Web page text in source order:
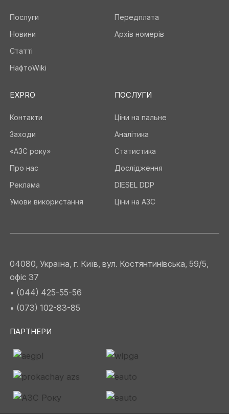
Послуги
Новини
Статті
НафтоWiki
Передплата
Архів номерів
EXPRO
Контакти
Заходи
«АЗС року»
Про нас
Реклама
Умови використання
ПОСЛУГИ
Ціни на пальне
Аналітика
Статистика
Дослідження
DIESEL DDP
Ціни на АЗС
04080, Україна, г. Київ, вул. Костянтинівська, 59/5,
офіс 37
• (044) 425-55-56
• (073) 102-83-85
ПАРТНЕРИ